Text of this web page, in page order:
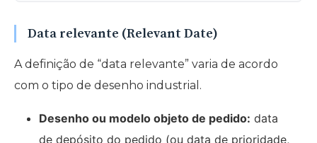
Data relevante (Relevant Date)
A definição de “data relevante” varia de acordo
com o tipo de desenho industrial.
Desenho ou modelo objeto de pedido: data
de depósito do pedido (ou data de prioridade,